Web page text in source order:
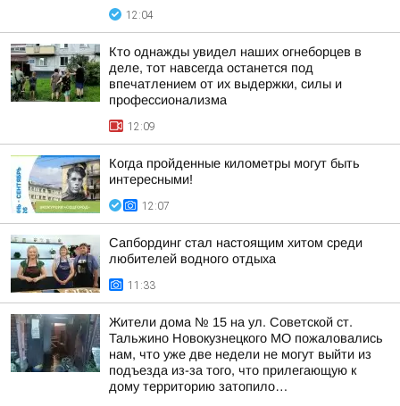
12:04
Кто однажды увидел наших огнеборцев в
деле, тот навсегда останется под
впечатлением от их выдержки, силы и
профессионализма
12:09
Когда пройденные километры могут быть
интересными!
12:07
Сапбординг стал настоящим хитом среди
любителей водного отдыха
11:33
Жители дома № 15 на ул. Советской ст.
Тальжино Новокузнецкого МО пожаловались
нам, что уже две недели не могут выйти из
подъезда из-за того, что прилегающую к
дому территорию затопило…